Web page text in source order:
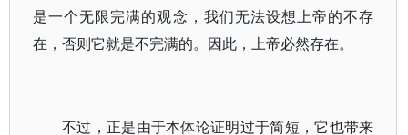
是一个无限完满的观念，我们无法设想上帝的不存
在，否则它就是不完满的。因此，上帝必然存在。
不过，正是由于本体论证明过于简短，它也带来